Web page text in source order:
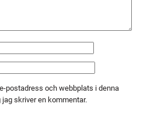
postadress och webbplats i denna
skriver en kommentar.